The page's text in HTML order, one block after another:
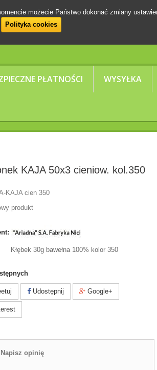
PŁATNOŚCI WYSYŁKA
możecie Państwo dokonać zmiany
Polityka cookies
KAJA 50x3 cieniow. kol.350
KAJA cien 350
produkt
Kłębek 30g bawełna 100% kolor 350
Udostępnij Google+
Napisz opinię